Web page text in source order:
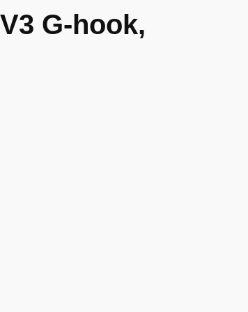
G-hook,